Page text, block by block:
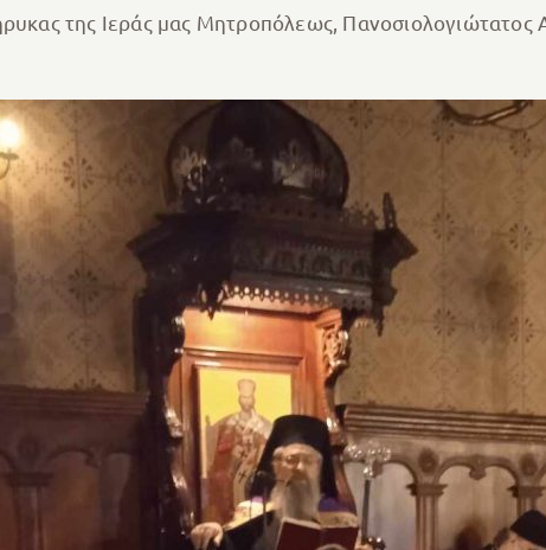
της Ιεράς μας Μητροπόλεως, Πανοσιολογιώτατος